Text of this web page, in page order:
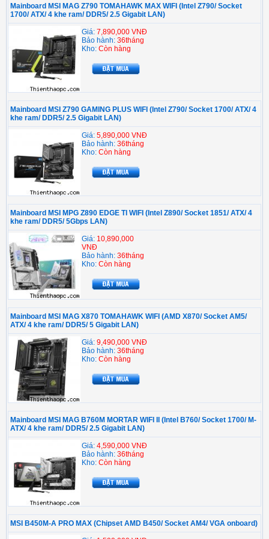
Mainboard MSI MAG Z790 TOMAHAWK MAX WIFI (Intel Z790/ Socket
1700/ ATX/ 4 khe ram/ DDR5/ 2.5 Gigabit LAN)
Giá: 7,890,000 VNĐ
Bảo hành: 36tháng
Kho: Còn hàng
Mainboard MSI Z790 GAMING PLUS WIFI (Intel Z790/ Socket 1700/ ATX/ 4
khe ram/ DDR5/ 2.5 Gigabit LAN)
Giá: 5,890,000 VNĐ
Bảo hành: 36tháng
Kho: Còn hàng
Mainboard MSI MPG Z890 EDGE TI WIFI (Intel Z890/ Socket 1851/ ATX/ 4
khe ram/ DDR5/ 5Gbps LAN)
Giá: 10,890,000
VNĐ
Bảo hành: 36tháng
Kho: Còn hàng
Mainboard MSI MAG X870 TOMAHAWK WIFI (AMD X870/ Socket AM5/
ATX/ 4 khe ram/ DDR5/ 5 Gigabit LAN)
Giá: 9,490,000 VNĐ
Bảo hành: 36tháng
Kho: Còn hàng
Mainboard MSI MAG B760M MORTAR WIFI II (Intel B760/ Socket 1700/ M-
ATX/ 4 khe ram/ DDR5/ 2.5 Gigabit LAN)
Giá: 4,590,000 VNĐ
Bảo hành: 36tháng
Kho: Còn hàng
MSI B450M-A PRO MAX (Chipset AMD B450/ Socket AM4/ VGA onboard)